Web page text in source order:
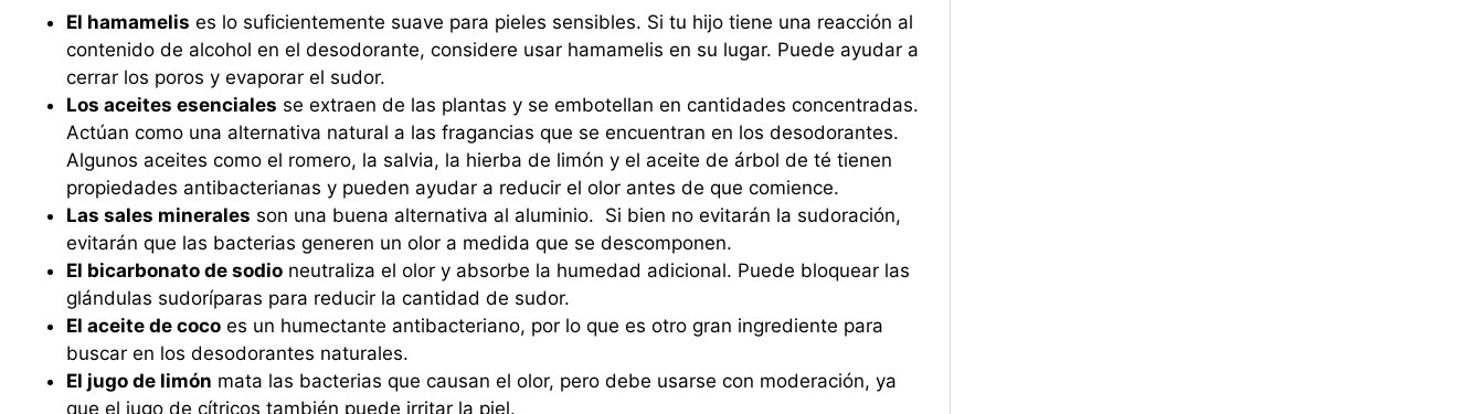
El hamamelis es lo suficientemente suave para pieles sensibles. Si tu hijo tiene una reacción al
contenido de alcohol en el desodorante, considere usar hamamelis en su lugar. Puede ayudar a
cerrar los poros y evaporar el sudor.
Los aceites esenciales se extraen de las plantas y se embotellan en cantidades concentradas.
Actúan como una alternativa natural a las fragancias que se encuentran en los desodorantes.
Algunos aceites como el romero, la salvia, la hierba de limón y el aceite de árbol de té tienen
propiedades antibacterianas y pueden ayudar a reducir el olor antes de que comience.
Las sales minerales son una buena alternativa al aluminio. Si bien no evitarán la sudoración,
evitarán que las bacterias generen un olor a medida que se descomponen.
El bicarbonato de sodioneutraliza el olor y absorbe la humedad adicional. Puede bloquear las
glándulas sudoríparas para reducir la cantidad de sudor.
El aceite de cocoes un humectante antibacteriano, por lo que es otro gran ingrediente para
buscar en los desodorantes naturales.
El jugo de limón mata las bacterias que causan el olor, pero debe usarse con moderación, ya
que el jugo de cítricos también puede irritar la piel.